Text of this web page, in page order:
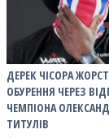
ДЕРЕК ЧІСОРА
ОБУРЕННЯ ЧЕРЕЗ
ЧЕМПІОНА
ТИТУЛІВ